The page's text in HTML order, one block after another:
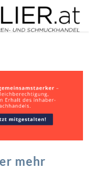
mehr